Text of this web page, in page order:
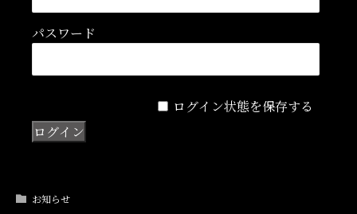
パスワード
ログイン状態を保存する
お知らせ